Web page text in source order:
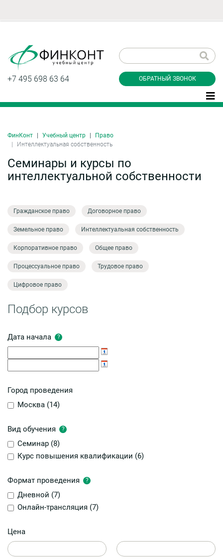
+7 495 698 63 64 ОБРАТНЫЙ ЗВОНОК
ФинКонт Учебный центр
Право
Интеллектуальная собственность
Семинары и курсы по
интеллектуальной собственности
Гражданское право Договорное право
Земельное право Интеллектуальная собственность
Корпоративное право Общее право
Процессуальное право Трудовое право
Цифровое право
Подбор курсов
Дата начала ?
Город проведения
Москва (14)
Вид обучения ?
Семинар (8)
Курс повышения квалификации (6)
Формат проведения ?
Дневной (7)
Онлайн-трансляция (7)
Цена
звонок
Даю согласие на обработку персональных
данные и соглашаюсь с
конфиденциальности